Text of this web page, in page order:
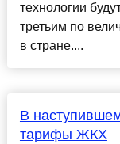
технологии
третьим по
в стране....
В
тарифы ЖКХ